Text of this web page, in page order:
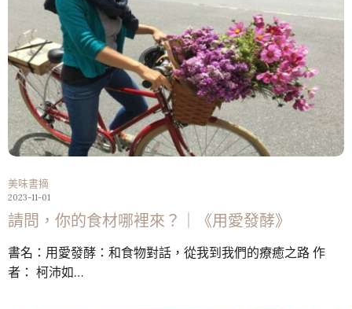
美味書摘
2023-11-01
請問，你的食材哪裡來？｜《用愛發酵》
書名：用愛發酵：和食物對話，從我到我們的療癒之路 作
者： 柯沛如…